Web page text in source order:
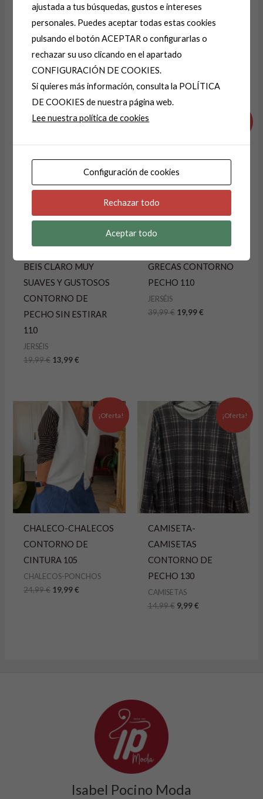
e
n
t
e
Productos relacionados
¡Oferta!
BEIS CLARO MUY
SUAVES Y GUSTOSOS
CONTORNO DE
PECHO SIN ESTIRAR
110
JERSÉIS
19,99€
precio
13,99€
precio
JERSEY-JERSEIS
GRECAS CONTORNO
PECHO 110
JERSÉIS
39,99€ 19,99€
¡Oferta!
CHALECO-CHALECOS
CONTORNO DE
CINTURA 105
CHALECOS-PONCHOS
24,99€
El
precio
original
era:
24,99 €.
19,99€
El
precio
actual
es:
19,99 €.
¡Oferta!
CAMISETA-
CAMISETAS
CONTORNO DE
PECHO 130
CAMISETAS
14,99€
El
precio
original
era:
14,99 €.
9,99€
El
precio
actual
es:
9,99 €.
Isabel Pocino Moda
ajustada a tus búsquedas, gustos e intereses
personales. Puedes aceptar todas estas cookies
pulsando el botón ACEPTAR o configurarlas o
rechazar su uso clicando en el apartado
CONFIGURACIÓN DE COOKIES.
Si quieres más información, consulta la POLÍTICA
DE COOKIES de nuestra página web.
Lee nuestra política de cookies
Configuración de cookies
Rechazar todo
Aceptar todo